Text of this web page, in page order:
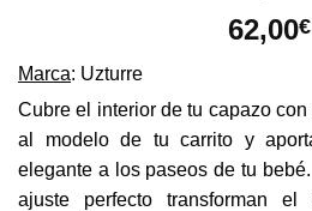
62,00€
Marca: Uzturre
Cubre el interior de tu capazo
al modelo de tu carrito y
elegante a los paseos de tu
ajuste perfecto transforman el